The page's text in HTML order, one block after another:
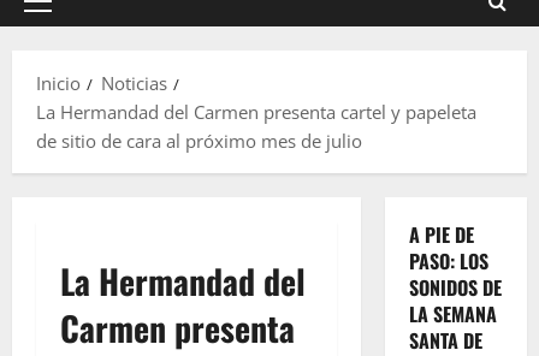
Menú
Inicio
Noticias
La Hermandad del Carmen presenta cartel y papeleta
de sitio de cara al próximo mes de julio
La Hermandad del
Carmen presenta
A PIE DE
PASO: LOS
SONIDOS DE
LA SEMANA
SANTA DE